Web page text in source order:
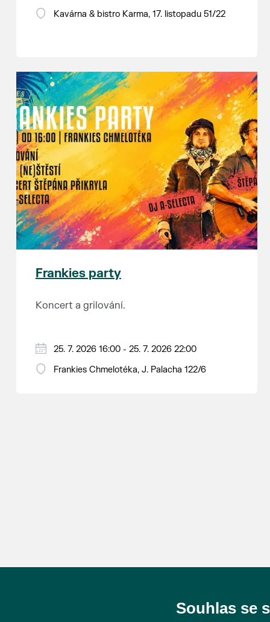
Kavárna & bistro Karma, 17. listopadu 51/22
Frankies party
Koncert a grilování.
25. 7. 2026 16:00 - 25. 7. 2026 22:00
Frankies Chmelotéka, J. Palacha 122/6
Souhlas se